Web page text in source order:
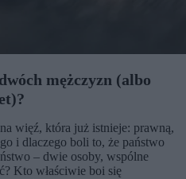
mężczyzn (albo
więź, która już istnieje: prawną,
i dlaczego boli to, że państwo
– dwie osoby, wspólne
Kto właściwie boi się